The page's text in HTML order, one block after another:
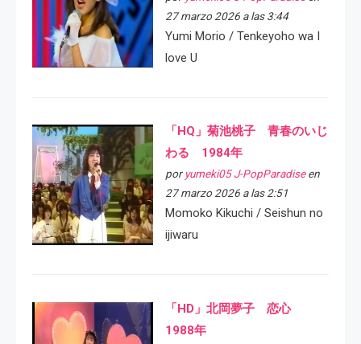
27 marzo 2026 a las 3:44
Yumi Morio / Tenkeyoho wa I
love U
「HQ」菊池桃子 青春のいじ
わる 1984年
por yumeki05 J-PopParadiseen
27 marzo 2026 a las 2:51
Momoko Kikuchi / Seishun no
ijiwaru
「HD」北岡夢子 恋心
1988年